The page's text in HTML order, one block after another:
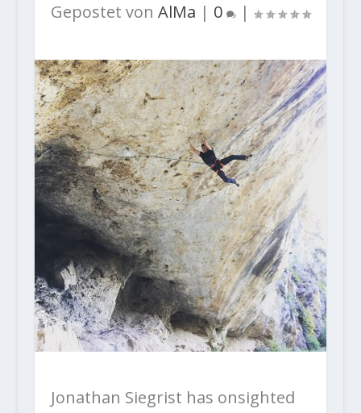
Gepostet von AlMa | 0 |
Jonathan Siegrist has onsighted